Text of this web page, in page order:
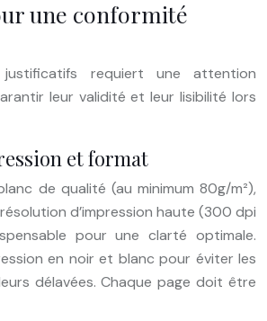
une conformité
justificatifs requiert une attention
leur validité et leur lisibilité lors
et format
de qualité (au minimum 80g/m²),
d’impression haute (300 dpi
pour une clarté optimale.
en noir et blanc pour éviter les
délavées. Chaque page doit être